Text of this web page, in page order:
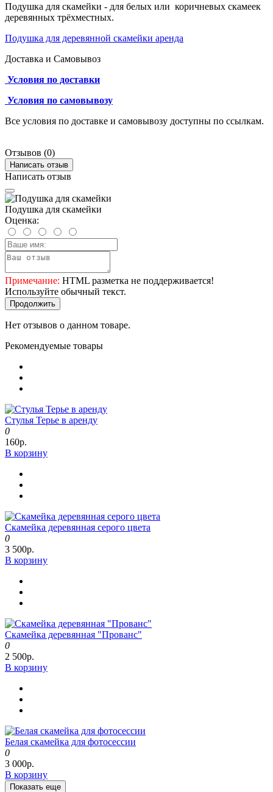
Подушка для скамейки - для белых или коричневых скамеек
деревянных трёхместных.
Подушка для деревянной скамейки аренда
Доставка и Самовывоз
Условия по доставки
Условия по самовывозу
Все условия по доставке и самовывозу доступны по ссылкам.
Отзывов (0)
Написать отзыв
Написать отзыв
Подушка для скамейки
Оценка:
Примечание: HTML разметка не поддерживается!
Используйте обычный текст.
Продолжить
Нет отзывов о данном товаре.
Рекомендуемые товары
Стулья Терье в аренду
0
160р.
В корзину
Скамейка деревянная серого цвета
0
3 500р.
В корзину
Скамейка деревянная "Прованс"
0
2 500р.
В корзину
Белая скамейка для фотосессии
0
3 000р.
В корзину
Показать еще